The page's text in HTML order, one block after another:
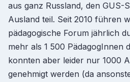
aus ganz Russland, den GUS-
Ausland teil. Seit 2010 führen
pädagogische Forum jährlich
mehr als 1 500 PädagogInnen
konnten aber leider nur 1000
genehmigt werden (da